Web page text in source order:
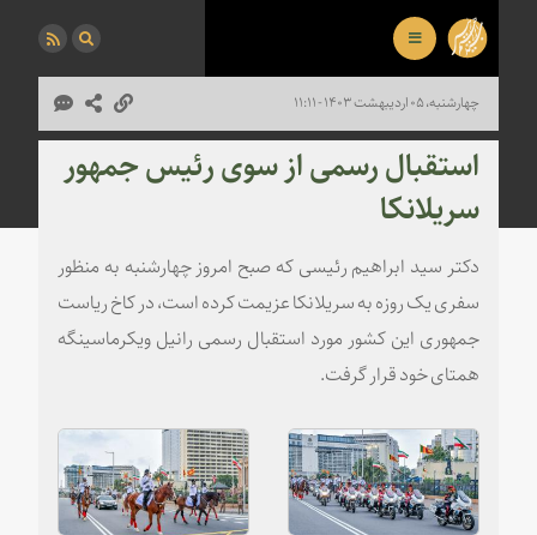
چهارشنبه، ۰۵ اردیبهشت ۱۴۰۳ - ۱۱:۱۱
استقبال رسمی از سوی رئیس جمهور
سریلانکا
دکتر سید ابراهیم رئیسی که صبح امروز چهارشنبه به منظور
سفری یک روزه به سریلانکا عزیمت کرده است، در کاخ ریاست
جمهوری این کشور مورد استقبال رسمی رانیل ویکرماسینگه
همتای خود قرار گرفت.